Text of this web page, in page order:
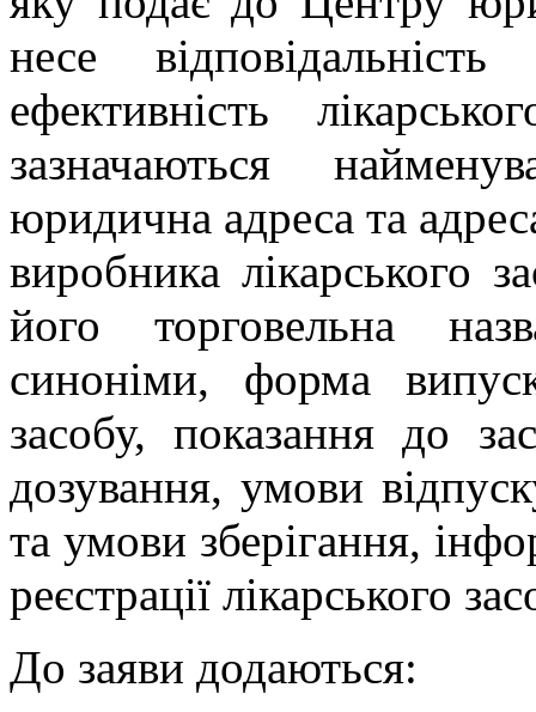
несе
ефективність
зазначаються
юридична адреса та
виробника лікарського
його торговельна
синоніми, форма
засобу, показання до
дозування, умови
та умови зберігання,
реєстрації лікарського
До заяви додаються: